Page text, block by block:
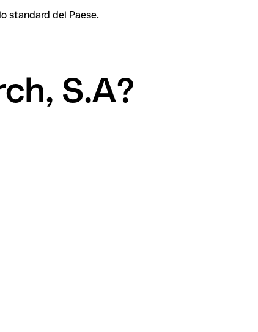
standard del Paese.
S.A?